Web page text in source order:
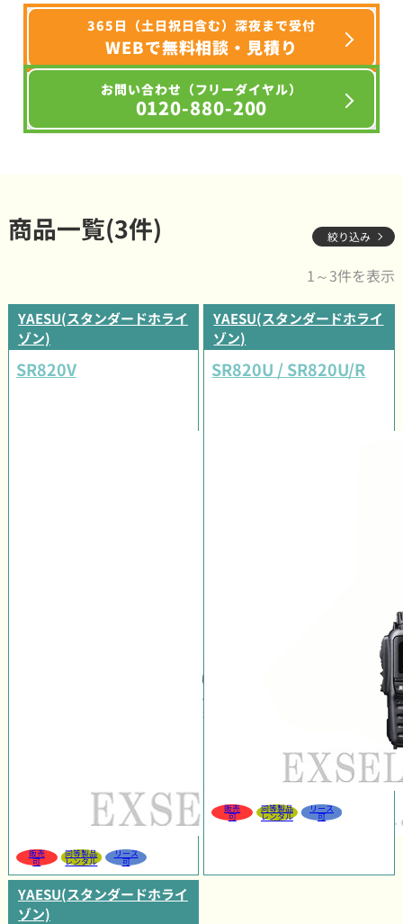
365日（土日祝日含む）深夜まで受付
WEBで無料相談・見積り
お問い合わせ（フリーダイヤル）
0120-880-200
商品一覧(3件) 絞り込み
1～3件を表示
YAESU(スタンダードホライ
ゾン)
SR820V
販売
可
同等製品
レンタル
リース
可
YAESU(スタンダードホライ
ゾン)
SR820U / SR820U/R
販売
可
同等製品
レンタル
リース
可
YAESU(スタンダードホライ
ゾン)